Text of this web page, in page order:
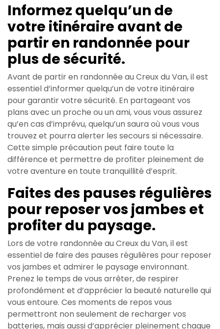
Informez quelqu’un de
votre itinéraire avant de
partir en randonnée pour
plus de sécurité.
Avant de partir en randonnée au Creux du Van, il est
essentiel d’informer quelqu’un de votre itinéraire
pour garantir votre sécurité. En partageant vos
plans avec un proche ou un ami, vous vous assurez
qu’en cas d’imprévu, quelqu’un saura où vous vous
trouvez et pourra alerter les secours si nécessaire.
Cette simple précaution peut faire toute la
différence et permettre de profiter pleinement de
votre aventure en toute tranquillité d’esprit.
Faites des pauses régulières
pour reposer vos jambes et
profiter du paysage.
Lors de votre randonnée au Creux du Van, il est
essentiel de faire des pauses régulières pour reposer
vos jambes et admirer le paysage environnant.
Prenez le temps de vous arrêter, de respirer
profondément et d’apprécier la beauté naturelle qui
vous entoure. Ces moments de repos vous
permettront non seulement de recharger vos
batteries, mais aussi d’apprécier pleinement chaque